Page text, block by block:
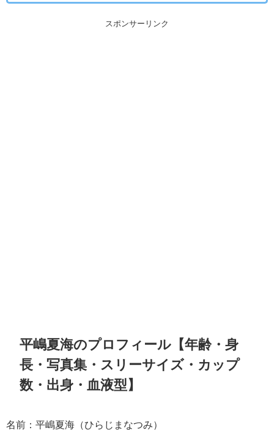
スポンサーリンク
平嶋夏海のプロフィール【年齢・身
長・写真集・スリーサイズ・カップ
数・出身・血液型】
名前：平嶋夏海（ひらじまなつみ）